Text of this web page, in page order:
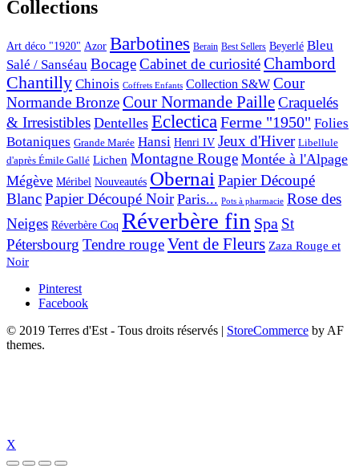
Collections
Art déco "1920" Azor Barbotines Berain Best Sellers Beyerlé Bleu
Salé / Sanséau BocageCabinet de curiositéChambord
Chantilly Chinois Coffrets Enfants Collection S&W Cour
Normande BronzeCour Normande PailleCraquelés
& Irresistibles Dentelles EclecticaFerme "1950" Folies
Botaniques Grande Marée Hansi Henri IV Jeux d'Hiver Libellule
d'après Émile Gallé Lichen Montagne Rouge Montée à l'Alpage
Mégève Méribel Nouveautés ObernaiPapier Découpé
BlancPapier Découpé Noir Paris... Pots à pharmacie Rose des
Neiges Réverbère Coq Réverbère fin Spa St
Pétersbourg Tendre rougeVent de Fleurs Zaza Rouge et
Noir
Pinterest
Facebook
© 2019 Terres d'Est - Tous droits réservés
StoreCommerce by AF
themes.
X